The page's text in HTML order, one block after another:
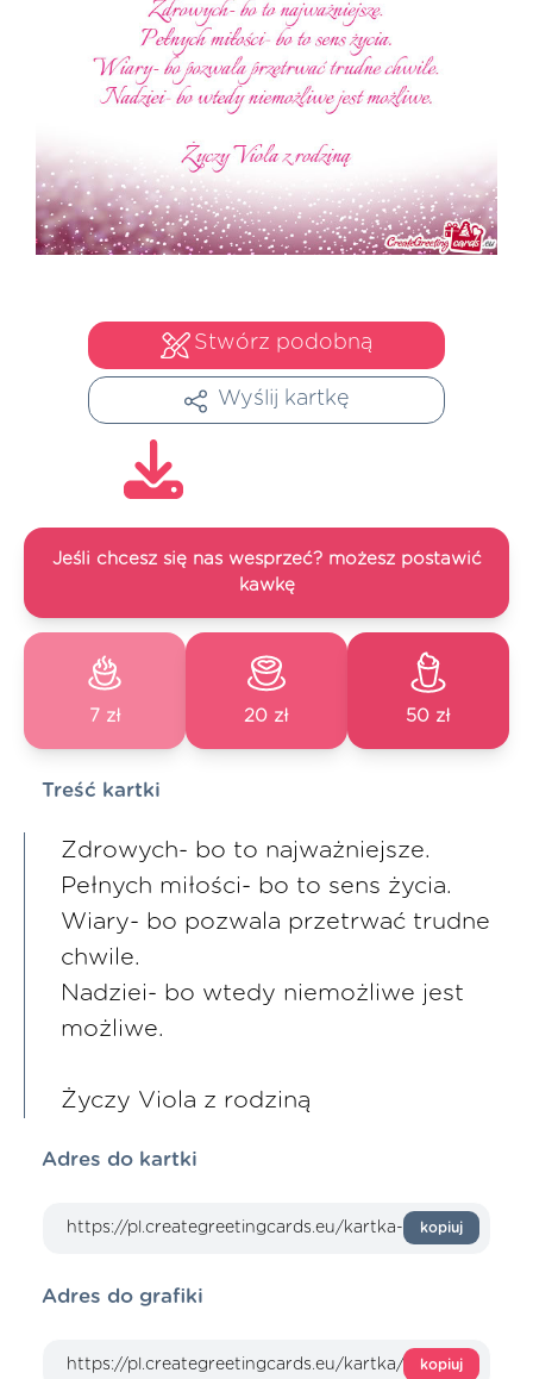
Stwórz podobną
Wyślij kartkę
Jeśli chcesz się nas wesprzeć? możesz postawić
kawkę
7 zł 20 zł 50 zł
Treść kartki
Zdrowych- bo to najważniejsze.
Pełnych miłości- bo to sens życia.
Wiary- bo pozwala przetrwać trudne
chwile.
Nadziei- bo wtedy niemożliwe jest
możliwe.
Życzy Viola z rodziną
Adres do kartki
kopiuj
Adres do grafiki
kopiuj